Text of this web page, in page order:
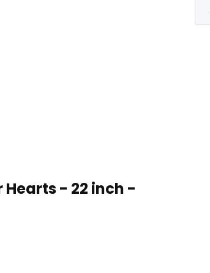
Hearts - 22 inch -